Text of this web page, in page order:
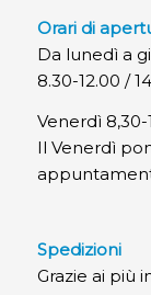
Orari di
Da lunedì a
8.30-12.00 /
Venerdì 8,30-
Il Venerdì
Spedizioni
Grazie ai più